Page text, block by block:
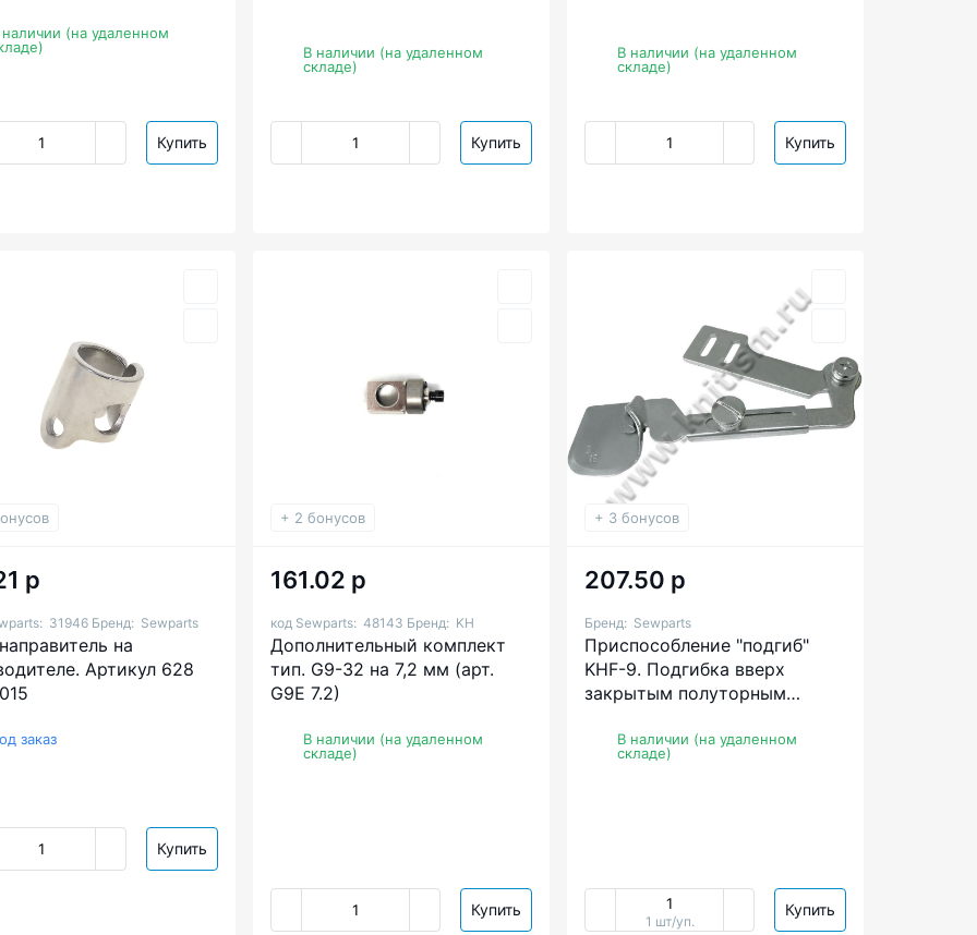
(на удаленном
Купить
В наличии (на удаленном
складе)
Купить
В наличии (на удаленном
складе)
Купить
р
31946 Бренд: Sewparts
на
Артикул 628
заказ
Купить
+ 2 бонусов
161.02 р
код Sewparts: 48143 Бренд: KH
Дополнительный комплект
тип. G9-32 на 7,2 мм (арт.
G9E 7.2)
В наличии (на удаленном
складе)
Купить
+ 3 бонусов
207.50 р
Бренд: Sewparts
Приспособление "подгиб"
KHF-9. Подгибка вверх
закрытым полуторным
В наличии (на удаленном
складе)
1 шт/уп.
Купить